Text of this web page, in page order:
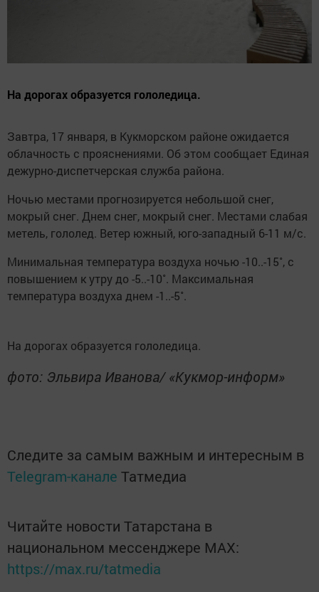
На дорогах образуется гололедица.
Завтра, 17 января, в Кукморском районе ожидается
облачность с прояснениями. Об этом сообщает Единая
дежурно-диспетчерская служба района.
Ночью местами прогнозируется небольшой снег,
мокрый снег. Днем снег, мокрый снег. Местами слабая
метель, гололед. Ветер южный, юго-западный 6-11 м/с.
Минимальная температура воздуха ночью -10..-15˚, с
повышением к утру до -5..-10˚. Максимальная
температура воздуха днем -1..-5˚.
На дорогах образуется гололедица.
фото: Эльвира Иванова/ «Кукмор-информ»
Следите за самым важным и интересным в
Telegram-канале Татмедиа
Читайте новости Татарстана в
национальном мессенджере MАХ:
https://max.ru/tatmedia